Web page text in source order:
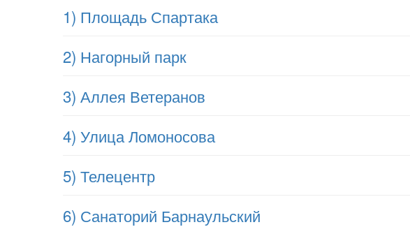
1) Площадь Спартака
2) Нагорный парк
3) Аллея Ветеранов
4) Улица Ломоносова
5) Телецентр
6) Санаторий Барнаульский